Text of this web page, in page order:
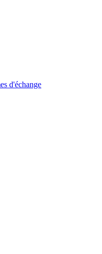
d'échange